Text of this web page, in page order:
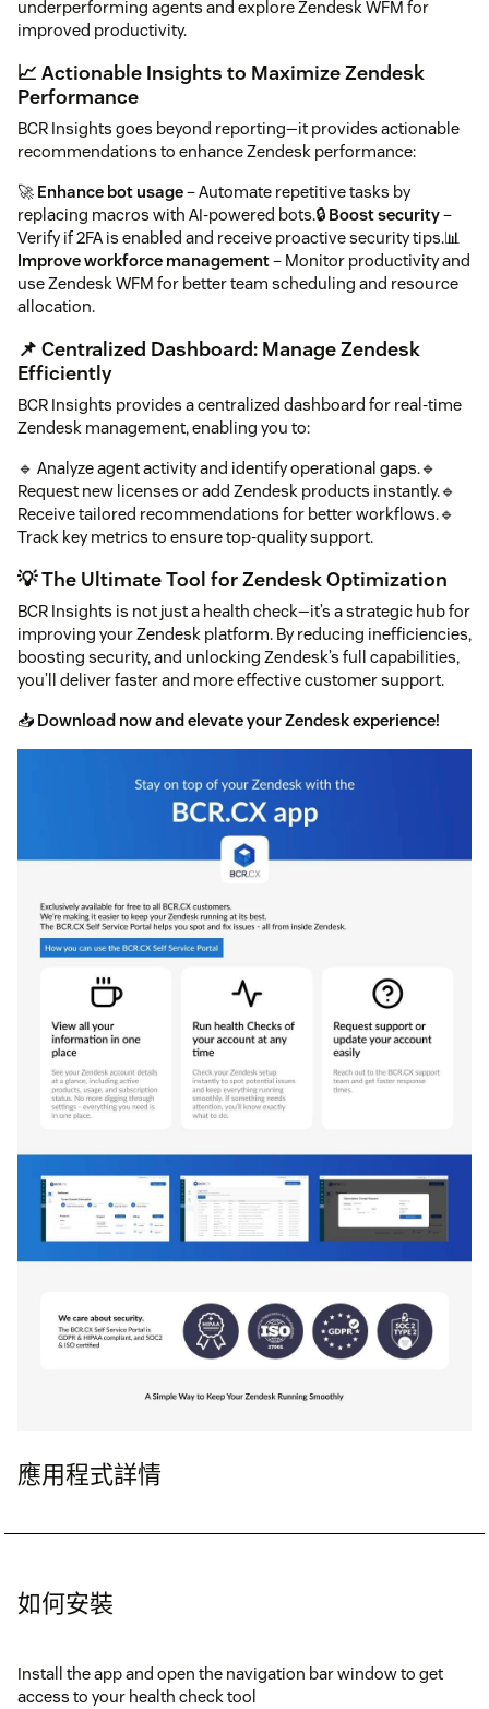
underperforming agents and explore Zendesk WFM for
improved productivity.
📈 Actionable Insights to Maximize Zendesk
Performance
BCR Insights goes beyond reporting—it provides actionable
recommendations to enhance Zendesk performance:
🚀 Enhance bot usage– Automate repetitive tasks by
replacing macros with AI-powered bots.🔒 Boost security–
Verify if 2FA is enabled and receive proactive security tips.📊
Improve workforce management– Monitor productivity and
use Zendesk WFM for better team scheduling and resource
allocation.
📌 Centralized Dashboard: Manage Zendesk
Efficiently
BCR Insights provides a centralized dashboard for real-time
Zendesk management, enabling you to:
🔹 Analyze agent activity and identify operational gaps.🔹
Request new licenses or add Zendesk products instantly.🔹
Receive tailored recommendations for better workflows.🔹
Track key metrics to ensure top-quality support.
💡 The Ultimate Tool for Zendesk Optimization
BCR Insights is not just a health check—it’s a strategic hub for
improving your Zendesk platform. By reducing inefficiencies,
boosting security, and unlocking Zendesk’s full capabilities,
you’ll deliver faster and more effective customer support.
📥 Download now and elevate your Zendesk experience!
應用程式詳情
如何安裝
Install the app and open the navigation bar window to get
access to your health check tool